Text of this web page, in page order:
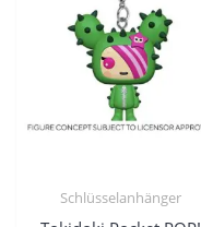
Schlüsselanhänger